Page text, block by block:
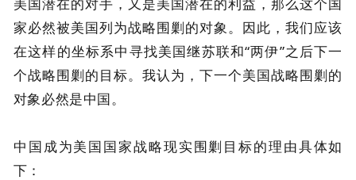
美国潜在的对手，又是美国潜在的利益，那么这个国
家必然被美国列为战略围剿的对象。因此，我们应该
在这样的坐标系中寻找美国继苏联和“两伊”之后下一
个战略围剿的目标。我认为，下一个美国战略围剿的
对象必然是中国。
中国成为美国国家战略现实围剿目标的理由具体如
下：